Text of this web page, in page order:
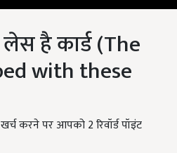
है कार्ड (The
with these
करने पर आपको 2 रिवॉर्ड पॉइंट